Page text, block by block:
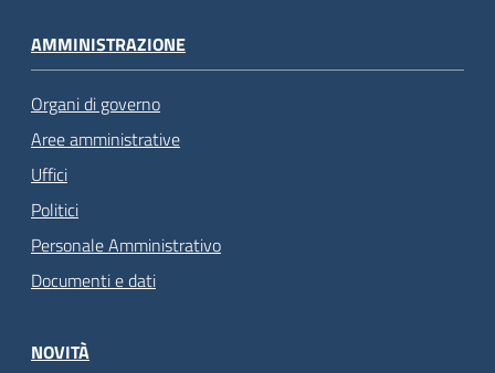
AMMINISTRAZIONE
Organi di governo
Aree amministrative
Uffici
Politici
Personale Amministrativo
Documenti e dati
NOVITÀ